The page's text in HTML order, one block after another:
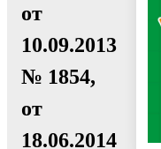
от
10.09.2013
№ 1854,
от
18.06.2014